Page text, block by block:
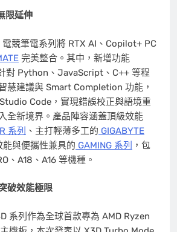
限延伸
競筆電系列將 RTX AI、Copilot+ PC
完美整合。其中，新增功能
對 Python、JavaScript、C++ 等程
慧建議與 Smart Completion 功能，
Code，實現錯誤校正與語境重
全新境界。產品陣容涵蓋頂級效能
系列 、主打輕薄多工的 GIGABYTE
能與便攜性兼具的 GAMING 系列
，包
、A18、A16 等機種。
破效能極限
系列作為全球首款專為 AMD Ryzen